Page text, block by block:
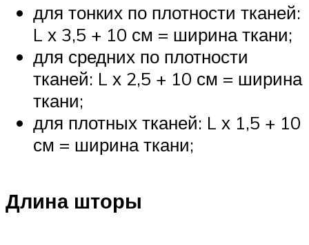
для тонких по плотности тканей:
L х 3,5 + 10 см = ширина ткани;
для средних по плотности
тканей: L х 2,5 + 10 см = ширина
ткани;
для плотных тканей: L х 1,5 + 10
см = ширина ткани;
Длина шторы